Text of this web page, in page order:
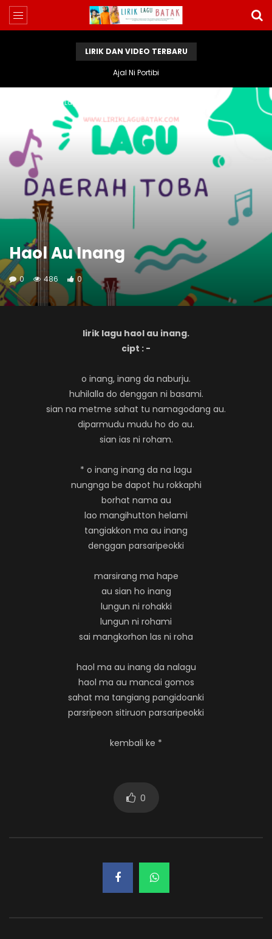
LIRIK DAN VIDEO TERBARU
Ajal Ni Portibi
Lirik Lagu Batak
Haol Au Inang
0 486 0
lirik lagu haol au inang.
cipt : -
o inang, inang da naburju.
huhilalla do denggan ni basami.
sian na metme sahat tu namagodang au.
diparmudu mudu ho do au.
sian ias ni roham.
* o inang inang da na lagu
nungnga be dapot hu rokkaphi
borhat nama au
lao mangihutton helami
tangiakkon ma au inang
denggan parsaripeokki
marsirang ma hape
au sian ho inang
lungun ni rohakki
lungun ni rohami
sai mangkorhon las ni roha
haol ma au inang da nalagu
haol ma au mancai gomos
sahat ma tangiang pangidoanki
parsripeon sitiruon parsaripeokki
kembali ke *
0